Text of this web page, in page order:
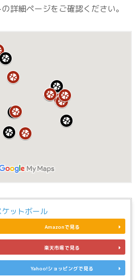
詳細ページをご確認ください。
ットボール
Amazonで見る
楽天市場で見る
Yahoo!ショッピングで見る